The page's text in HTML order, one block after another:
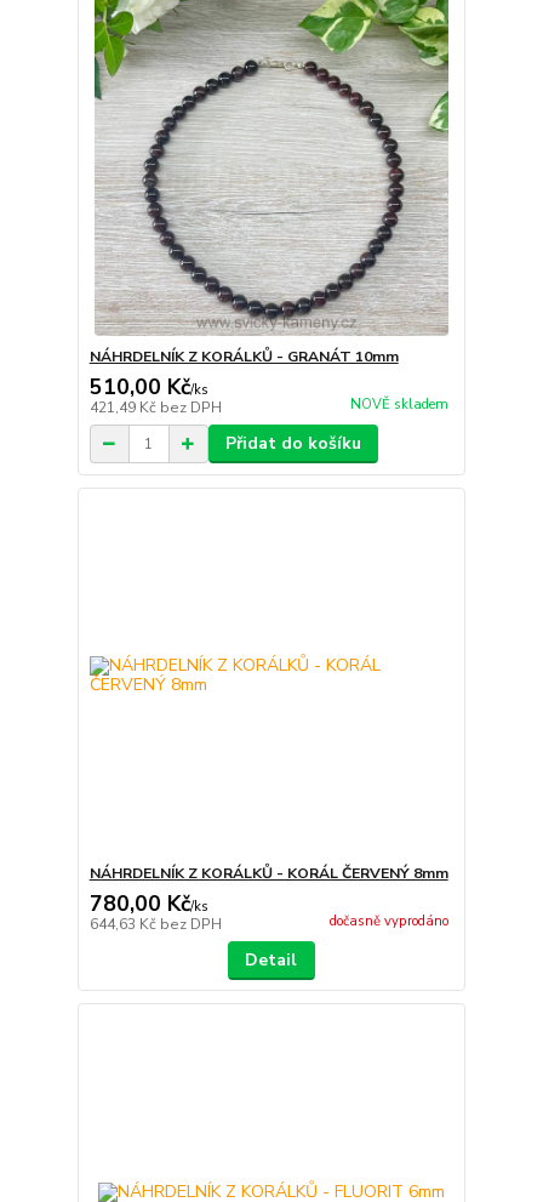
NÁHRDELNÍK Z KORÁLKŮ - GRANÁT 10mm
510,00 Kč/ks
421,49 Kč bez DPH NOVĚ skladem
Přidat do košíku
NÁHRDELNÍK Z KORÁLKŮ - KORÁL ČERVENÝ 8mm
780,00 Kč/ks
644,63 Kč bez DPH dočasně vyprodáno
Detail